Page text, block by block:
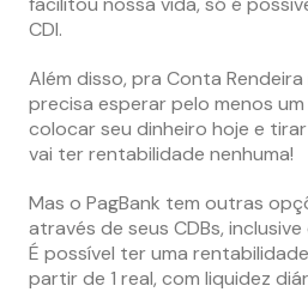
CDI.
Além disso, pra Conta
precisa esperar pelo menos um
colocar seu dinheiro hoje e
vai ter rentabilidade nenhuma!
Mas o PagBank tem outras
através de seus CDBs,
É possível ter uma
partir de 1 real, com liquidez